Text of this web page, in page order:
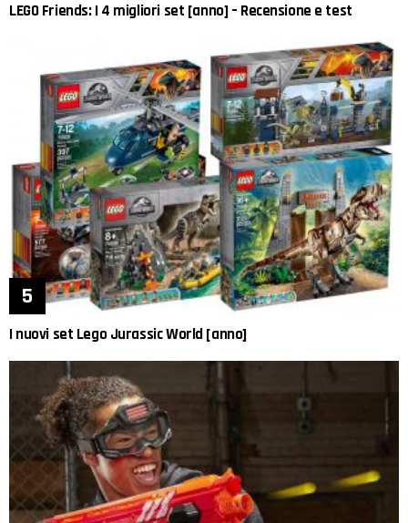
LEGO Friends: I 4 migliori set [anno] – Recensione e test
I nuovi set Lego Jurassic World [anno]